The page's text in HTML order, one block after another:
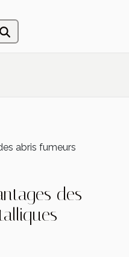
abris fumeurs
des